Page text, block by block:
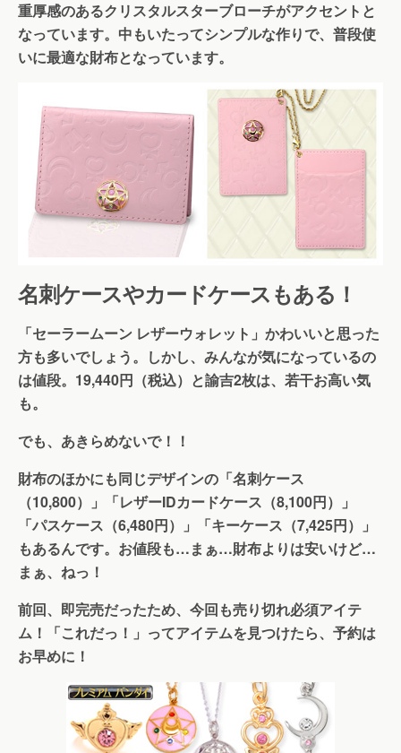
重厚感のあるクリスタルスターブローチがアクセントと
なっています。中もいたってシンプルな作りで、普段使
いに最適な財布となっています。
名刺ケースやカードケースもある！
「セーラームーン レザーウォレット」かわいいと思った
方も多いでしょう。しかし、みんなが気になっているの
は値段。19,440円（税込）と諭吉2枚は、若干お高い気
も。
でも、あきらめないで！！
財布のほかにも同じデザインの「名刺ケース
（10,800）」「レザーIDカードケース（8,100円）」
「パスケース（6,480円）」「キーケース（7,425円）」
もあるんです。お値段も…まぁ…財布よりは安いけど…
まぁ、ねっ！
前回、即完売だったため、今回も売り切れ必須アイテ
ム！「これだっ！」ってアイテムを見つけたら、予約は
お早めに！